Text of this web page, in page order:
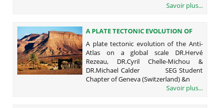
Savoir plus...
A PLATE TECTONIC EVOLUTION OF
THE ANTI-ATLAS ON A GLOBAL SCALE
A plate tectonic evolution of the Anti-
Atlas on a global scale DR.Hervé
Rezeau, DR.Cyril Chelle-Michou &
DR.Michael Calder SEG Student
Chapter of Geneva (Switzerland) &n
Savoir plus...